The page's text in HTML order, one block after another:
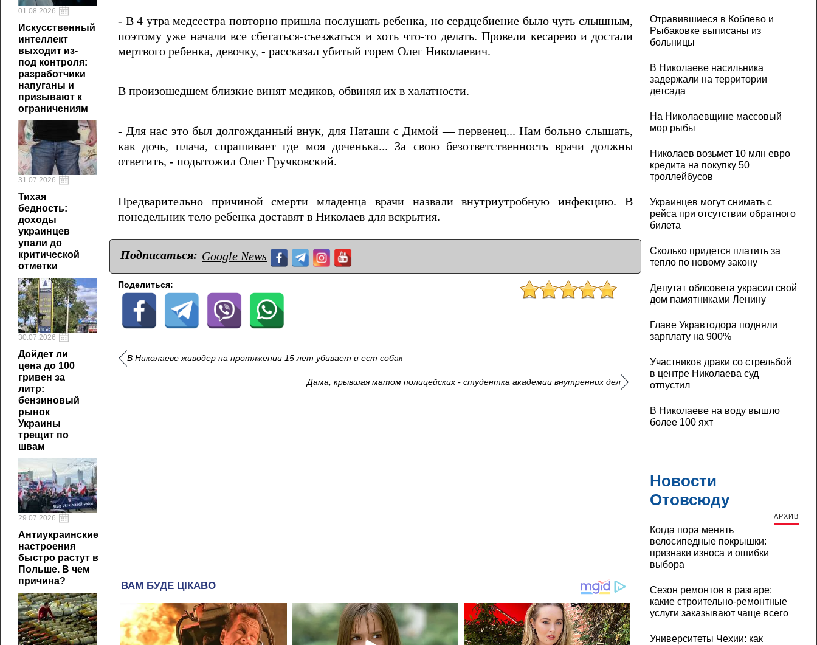
01.08.2026
Искусственный
интеллект
выходит из-
под контроля:
разработчики
напуганы и
призывают к
ограничениям
31.07.2026
Тихая
бедность:
доходы
украинцев
упали до
критической
отметки
30.07.2026
Дойдет ли
цена до 100
гривен за
литр:
бензиновый
рынок
Украины
трещит по
швам
29.07.2026
Антиукраинские
настроения
быстро растут в
Польше. В чем
причина?
- В 4 утра медсестра повторно пришла послушать ребенка, но сердцебиение было чуть слышным,
поэтому уже начали все сбегаться-съезжаться и хоть что-то делать. Провели кесарево и достали
мертвого ребенка, девочку, - рассказал убитый горем Олег Николаевич.
В произошедшем близкие винят медиков, обвиняя их в халатности.
- Для нас это был долгожданный внук, для Наташи с Димой — первенец... Нам больно слышать,
как дочь, плача, спрашивает где моя доченька... За свою безответственность врачи должны
ответить, - подытожил Олег Гручковский.
Предварительно причиной смерти младенца врачи назвали внутриутробную инфекцию. В
понедельник тело ребенка доставят в Николаев для вскрытия.
Подписаться: Google News
Поделиться:
В Николаеве живодер на протяжении 15 лет убивает и ест собак
Дама, крывшая матом полицейских - студентка академии внутренних дел
Отравившиеся в Коблево и
Рыбаковке выписаны из
больницы
В Николаеве насильника
задержали на территории
детсада
На Николаевщине массовый
мор рыбы
Николаев возьмет 10 млн евро
кредита на покупку 50
троллейбусов
Украинцев могут снимать с
рейса при отсутствии обратного
билета
Сколько придется платить за
тепло по новому закону
Депутат облсовета украсил свой
дом памятниками Ленину
Главе Укравтодора подняли
зарплату на 900%
Участников драки со стрельбой
в центре Николаева суд
отпустил
В Николаеве на воду вышло
более 100 яхт
Новости
Отовсюду
АРХИВ
Когда пора менять
велосипедные покрышки:
признаки износа и ошибки
выбора
Сезон ремонтов в разгаре:
какие строительно-ремонтные
услуги заказывают чаще всего
Университеты Чехии: как